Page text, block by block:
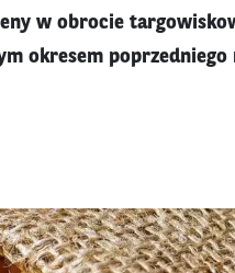
w obrocie
okresem poprzedniego